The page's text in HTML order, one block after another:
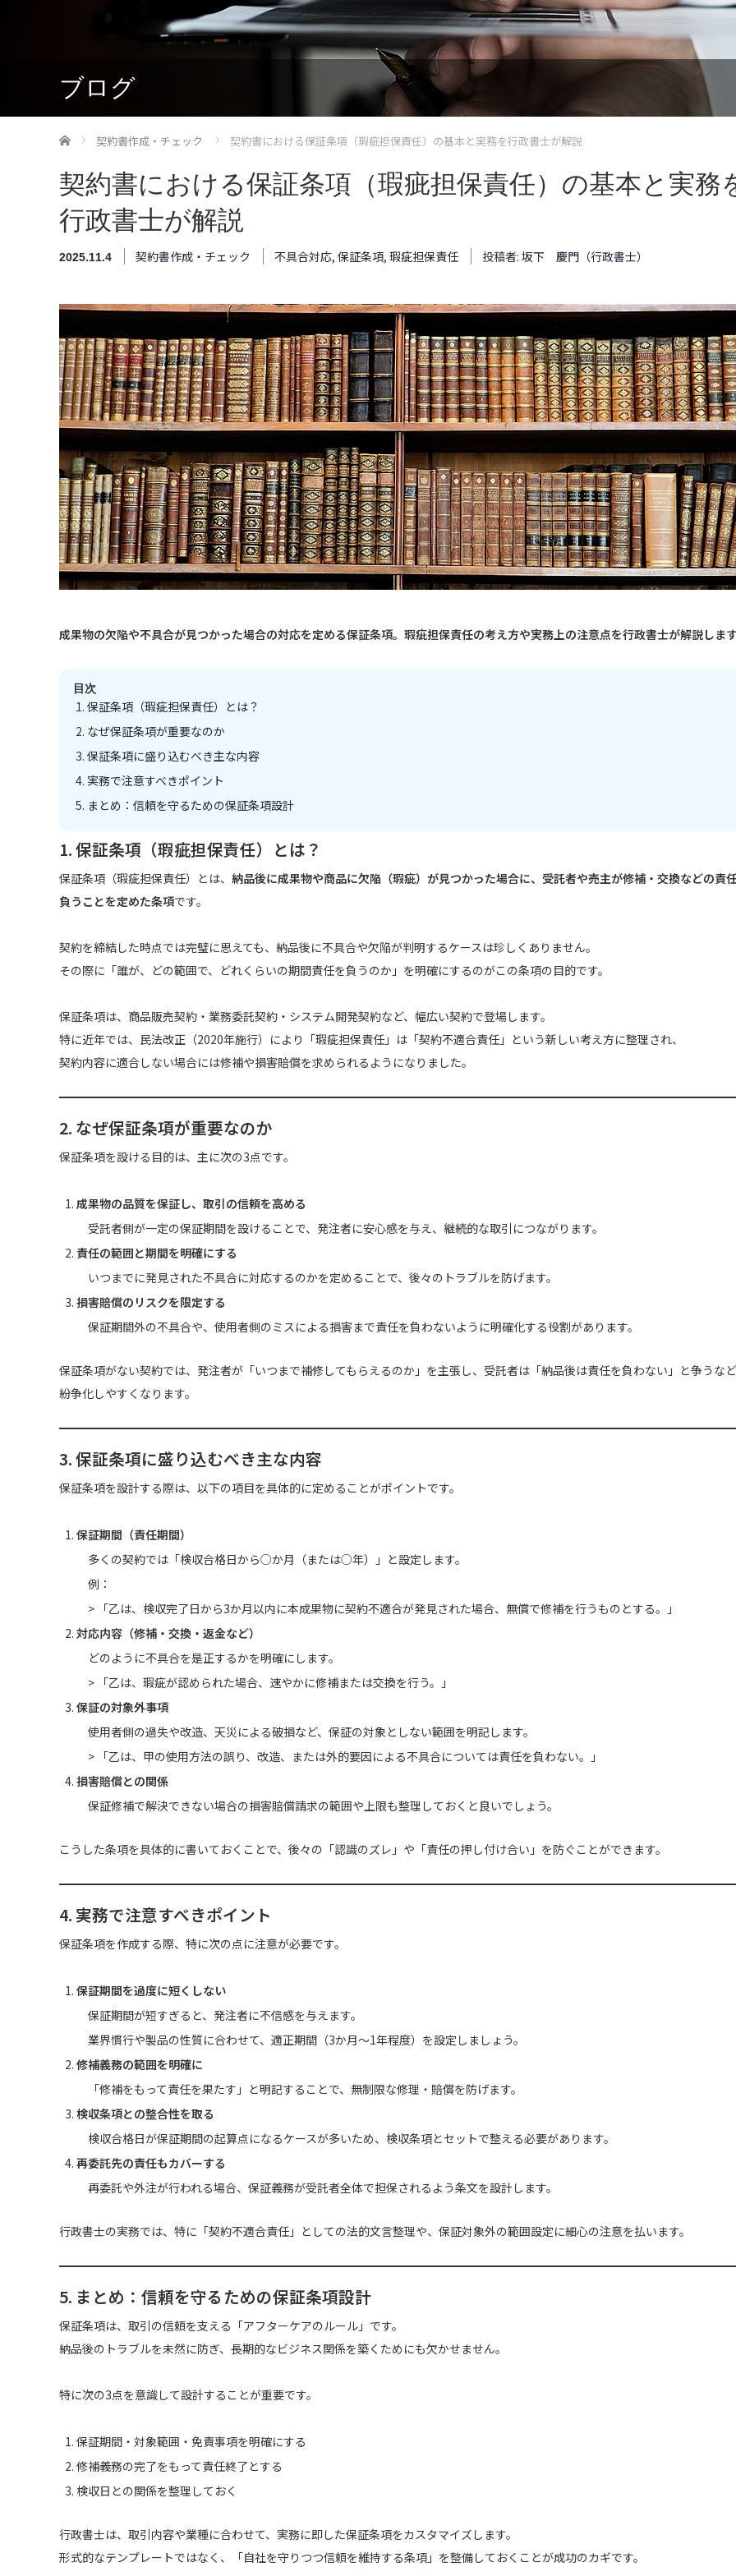
ブログ
ホーム 契約書作成・チェック 契約書における保証条項（瑕疵担保責任）の基本と実務を行政書士が解説
契約書における保証条項（瑕疵担保責任）の基本と実務
行政書士が解説
2025.11.4 契約書作成・チェック 不具合対応, 保証条項, 瑕疵担保責任 投稿者: 坂下 慶門（行政書士）
成果物の欠陥や不具合が見つかった場合の対応を定める保証条項。瑕疵担保責任の考え方や実務上の注意点を行政書士が解説しま
目次
保証条項（瑕疵担保責任）とは？
なぜ保証条項が重要なのか
保証条項に盛り込むべき主な内容
実務で注意すべきポイント
まとめ：信頼を守るための保証条項設計
1. 保証条項（瑕疵担保責任）とは？
保証条項（瑕疵担保責任）とは、 納品後に成果物や商品に欠陥（瑕疵）が見つかった場合に、受託者や売主が修補・交換などの責
負うことを定めた条項です。
契約を締結した時点では完璧に思えても、納品後に不具合や欠陥が判明するケースは珍しくありません。
その際に「誰が、どの範囲で、どれくらいの期間責任を負うのか」を明確にするのがこの条項の目的です。
保証条項は、商品販売契約・業務委託契約・システム開発契約など、幅広い契約で登場します。
特に近年では、民法改正（2020年施行）により「瑕疵担保責任」は「契約不適合責任」という新しい考え方に整理され、
契約内容に適合しない場合には修補や損害賠償を求められるようになりました。
2. なぜ保証条項が重要なのか
保証条項を設ける目的は、主に次の3点です。
成果物の品質を保証し、取引の信頼を高める
受託者側が一定の保証期間を設けることで、発注者に安心感を与え、継続的な取引につながります。
責任の範囲と期間を明確にする
いつまでに発見された不具合に対応するのかを定めることで、後々のトラブルを防げます。
損害賠償のリスクを限定する
保証期間外の不具合や、使用者側のミスによる損害まで責任を負わないように明確化する役割があります。
保証条項がない契約では、発注者が「いつまで補修してもらえるのか」を主張し、受託者は「納品後は責任を負わない」と争うな
紛争化しやすくなります。
3. 保証条項に盛り込むべき主な内容
保証条項を設計する際は、以下の項目を具体的に定めることがポイントです。
保証期間（責任期間）
多くの契約では「検収合格日から○か月（または○年）」と設定します。
例：
> 「乙は、検収完了日から3か月以内に本成果物に契約不適合が発見された場合、無償で修補を行うものとする。」
対応内容（修補・交換・返金など）
どのように不具合を是正するかを明確にします。
> 「乙は、瑕疵が認められた場合、速やかに修補または交換を行う。」
保証の対象外事項
使用者側の過失や改造、天災による破損など、保証の対象としない範囲を明記します。
> 「乙は、甲の使用方法の誤り、改造、または外的要因による不具合については責任を負わない。」
損害賠償との関係
保証修補で解決できない場合の損害賠償請求の範囲や上限も整理しておくと良いでしょう。
こうした条項を具体的に書いておくことで、後々の「認識のズレ」や「責任の押し付け合い」を防ぐことができます。
4. 実務で注意すべきポイント
保証条項を作成する際、特に次の点に注意が必要です。
保証期間を過度に短くしない
保証期間が短すぎると、発注者に不信感を与えます。
業界慣行や製品の性質に合わせて、適正期間（3か月〜1年程度）を設定しましょう。
修補義務の範囲を明確に
「修補をもって責任を果たす」と明記することで、無制限な修理・賠償を防げます。
検収条項との整合性を取る
検収合格日が保証期間の起算点になるケースが多いため、検収条項とセットで整える必要があります。
再委託先の責任もカバーする
再委託や外注が行われる場合、保証義務が受託者全体で担保されるよう条文を設計します。
行政書士の実務では、特に「契約不適合責任」としての法的文言整理や、保証対象外の範囲設定に細心の注意を払います。
5. まとめ：信頼を守るための保証条項設計
保証条項は、取引の信頼を支える「アフターケアのルール」です。
納品後のトラブルを未然に防ぎ、長期的なビジネス関係を築くためにも欠かせません。
特に次の3点を意識して設計することが重要です。
保証期間・対象範囲・免責事項を明確にする
修補義務の完了をもって責任終了とする
検収日との関係を整理しておく
行政書士は、取引内容や業種に合わせて、実務に即した保証条項をカスタマイズします。
形式的なテンプレートではなく、「自社を守りつつ信頼を維持する条項」を整備しておくことが成功のカギです。